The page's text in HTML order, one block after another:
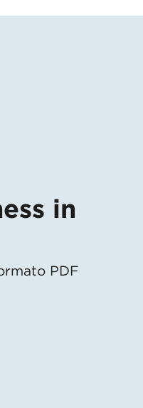
in
PDF